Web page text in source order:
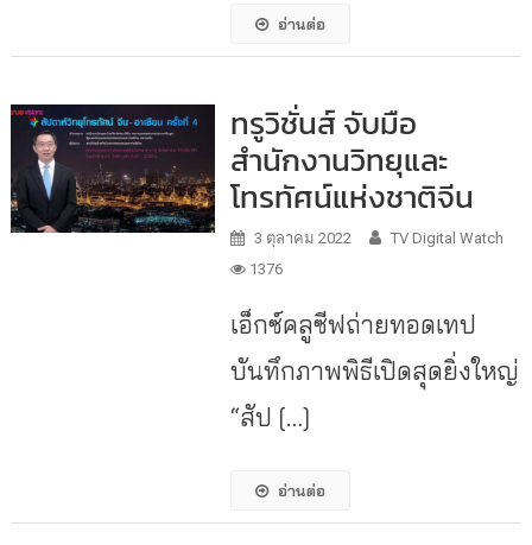
อ่านต่อ
ทรูวิชั่นส์ จับมือ
สำนักงานวิทยุและ
โทรทัศน์แห่งชาติจีน
3 ตุลาคม 2022
TV Digital Watch
1376
เอ็กซ์คลูซีฟถ่ายทอดเทป
บันทึกภาพพิธีเปิดสุดยิ่งใหญ่
“สัป […]
อ่านต่อ